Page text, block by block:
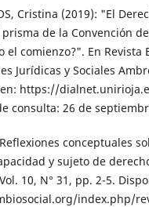
Cristina (2019): "El
de la Convención
el comienzo?". En Revista
Jurídicas y Sociales
https://
consulta: 26 de
conceptuales
y sujeto de
10, N° 31, pp. 2-5.
index.php/